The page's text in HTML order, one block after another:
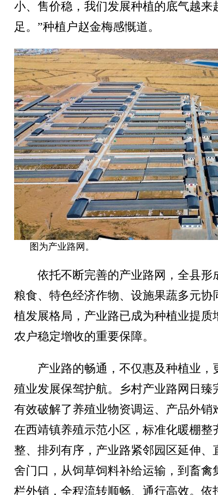
小、售价稳，我们发展种植的底气越来
足。”种植户赵金梅感慨道。
图为产业路网。
依托不断完善的产业路网，全县形
粮食、特色经济作物、设施果蔬多元协
植发展格局，产业路已成为种植业提质
农户稳定增收的重要保障。
产业路的畅通，不仅惠及种植业，
殖业发展保驾护航。乡村产业路网日臻
有效破解了养殖业物资调运、产品外销
在西靖镇养殖示范小区，标准化暖棚整
整、排列有序，产业路紧邻园区延伸、
舍门口，从饲草饲料补给运输，到畜禽
栏外销，全程流转顺畅、通行高效。依